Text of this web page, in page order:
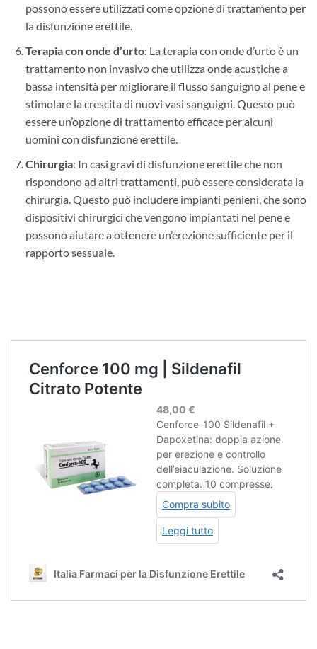
possono essere utilizzati come opzione di trattamento per
la disfunzione erettile.
Terapia con onde d’urto: La terapia con onde d’urto è un
trattamento non invasivo che utilizza onde acustiche a
bassa intensità per migliorare il flusso sanguigno al pene e
stimolare la crescita di nuovi vasi sanguigni. Questo può
essere un’opzione di trattamento efficace per alcuni
uomini con disfunzione erettile.
Chirurgia: In casi gravi di disfunzione erettile che non
rispondono ad altri trattamenti, può essere considerata la
chirurgia. Questo può includere impianti penieni, che sono
dispositivi chirurgici che vengono impiantati nel pene e
possono aiutare a ottenere un’erezione sufficiente per il
rapporto sessuale.